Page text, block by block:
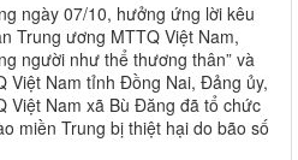
ngày 07/10, hưởng ứng lời kêu
Trung ương MTTQ Việt Nam,
người như thể thương thân” và
Việt Nam tỉnh Đồng Nai, Đảng ủy,
Việt Nam xã Bù Đăng đã tổ chức
miền Trung bị thiệt hại do bão số